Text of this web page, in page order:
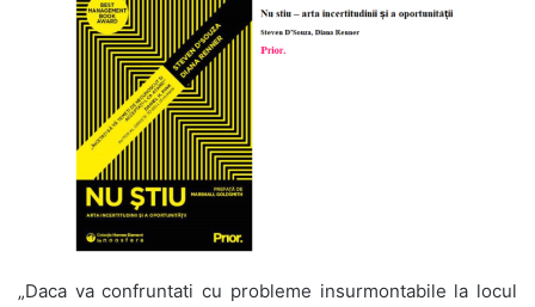
„Daca va confruntati cu probleme insurmontabile la locul